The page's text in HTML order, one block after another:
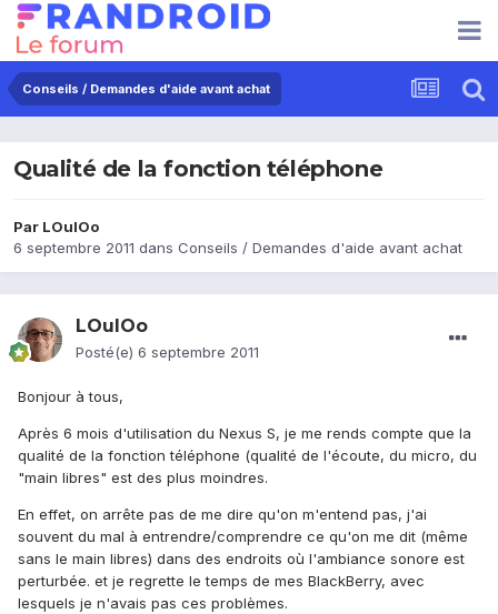
Conseils / Demandes d'aide avant achat
Qualité de la fonction téléphone
Par LOulOo
6 septembre 2011 dans Conseils / Demandes d'aide avant achat
LOulOo
Posté(e) 6 septembre 2011
Bonjour à tous,
Après 6 mois d'utilisation du Nexus S, je me rends compte que la
qualité de la fonction téléphone (qualité de l'écoute, du micro, du
"main libres" est des plus moindres.
En effet, on arrête pas de me dire qu'on m'entend pas, j'ai
souvent du mal à entrendre/comprendre ce qu'on me dit (même
sans le main libres) dans des endroits où l'ambiance sonore est
perturbée. et je regrette le temps de mes BlackBerry, avec
lesquels je n'avais pas ces problèmes.